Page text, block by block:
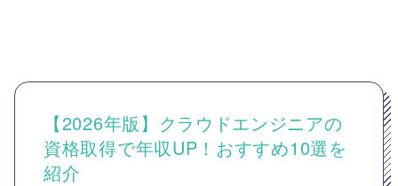
【2026年版】クラウドエンジニアの
資格取得で年収UP！おすすめ10選を
紹介